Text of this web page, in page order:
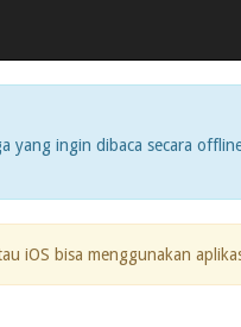
ingin dibaca secara
iOS bisa menggunakan